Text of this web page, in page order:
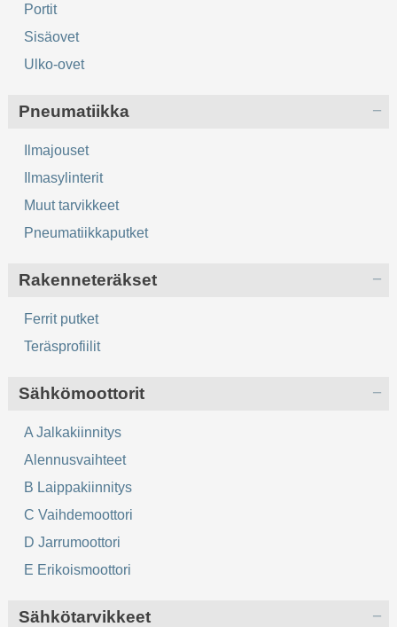
Portit
Sisäovet
Ulko-ovet
Pneumatiikka
Ilmajouset
Ilmasylinterit
Muut tarvikkeet
Pneumatiikkaputket
Rakenneteräkset
Ferrit putket
Teräsprofiilit
Sähkömoottorit
A Jalkakiinnitys
Alennusvaihteet
B Laippakiinnitys
C Vaihdemoottori
D Jarrumoottori
E Erikoismoottori
Sähkötarvikkeet